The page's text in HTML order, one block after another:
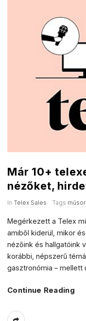
Már 10+
nézőket,
In Telex Sales Tags
Megérkezett a Telex
amiből kiderül, mikor
nézőink és hallgatóink
korábbi, népszerű
gasztronómia – mellett
Continue Reading